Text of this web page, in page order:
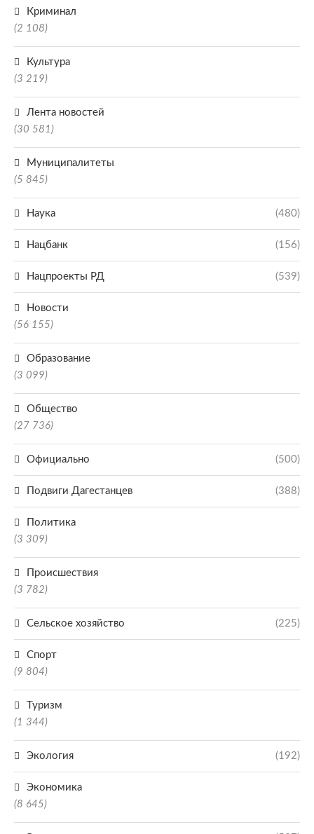
Криминал
(2 108)
Культура
(3 219)
Лента новостей
(30 581)
Муниципалитеты
(5 845)
Наука (480)
Нацбанк (156)
Нацпроекты РД (539)
Новости
(56 155)
Образование
(3 099)
Общество
(27 736)
Официально (500)
Подвиги Дагестанцев (388)
Политика
(3 309)
Происшествия
(3 782)
Сельское хозяйство (225)
Спорт
(9 804)
Туризм
(1 344)
Экология (192)
Экономика
(8 645)